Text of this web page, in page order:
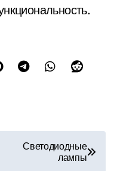
Светодиодные
лампы